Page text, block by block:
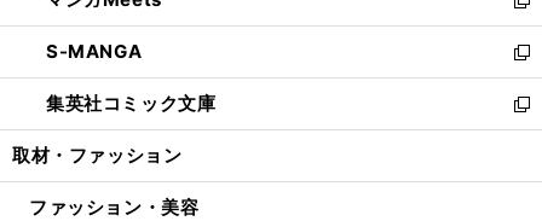
開
く
ウ
で
開
く
ン
ド
ウ
で
開
ウ
ィ
ン
ド
ウ
開
新
し
い
ウ
ィ
ン
ウ
S-MANGA
新
し
い
ウ
ン
集英社コミック文庫
新
し
ウ
取材・ファッション
ファッション・美容